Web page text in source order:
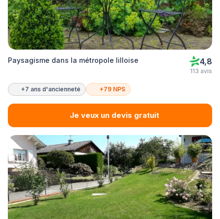
Paysagisme dans la métropole lilloise 4,8
113 avis
+7 ans d'ancienneté +79 NPS
Je veux un devis gratuit